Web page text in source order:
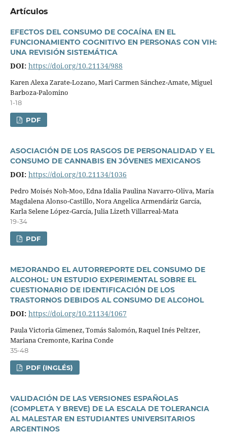
Artí­culos
EFECTOS DEL CONSUMO DE COCAÍNA EN EL
FUNCIONAMIENTO COGNITIVO EN PERSONAS CON VIH:
UNA REVISIÓN SISTEMÁTICA
DOI: https://doi.org/10.21134/988
Karen Alexa Zarate-Lozano, Mari Carmen Sánchez-Amate, Miguel
Barboza-Palomino
1-18
PDF
ASOCIACIÓN DE LOS RASGOS DE PERSONALIDAD Y EL
CONSUMO DE CANNABIS EN JÓVENES MEXICANOS
DOI: https://doi.org/10.21134/1036
Pedro Moisés Noh-Moo, Edna Idalia Paulina Navarro-Oliva, Marí­a
Magdalena Alonso-Castillo, Nora Angelica Armendáriz Garcí­a,
Karla Selene López-Garcí­a, Julia Lizeth Villarreal-Mata
19-34
PDF
MEJORANDO EL AUTORREPORTE DEL CONSUMO DE
ALCOHOL: UN ESTUDIO EXPERIMENTAL SOBRE EL
CUESTIONARIO DE IDENTIFICACIÓN DE LOS
TRASTORNOS DEBIDOS AL CONSUMO DE ALCOHOL
DOI: https://doi.org/10.21134/1067
Paula Victoria Gimenez, Tomás Salomón, Raquel Inés Peltzer,
Mariana Cremonte, Karina Conde
35-48
PDF (INGLÉS)
VALIDACIÓN DE LAS VERSIONES ESPAÑOLAS
(COMPLETA Y BREVE) DE LA ESCALA DE TOLERANCIA
AL MALESTAR EN ESTUDIANTES UNIVERSITARIOS
ARGENTINOS